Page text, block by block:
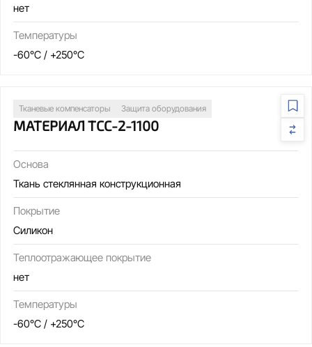
нет
Температуры
-60°C / +250°C
Тканевые компенсаторы Защита оборудования
МАТЕРИАЛ ТСС-2-1100
Основа
Ткань стеклянная конструкционная
Покрытие
Силикон
Теплоотражающее покрытие
нет
Температуры
-60°C / +250°C